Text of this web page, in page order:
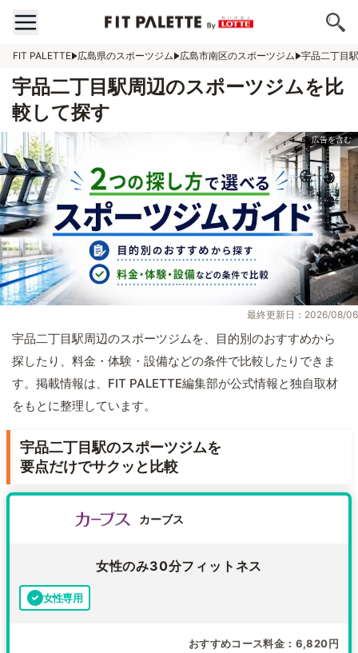
FIT PALETTE 広島県のスポーツジム 広島市南区のスポーツジム 宇品二丁目
宇品二丁目駅周辺のスポーツジムを比
較して探す
最終更新日：2026/08/06
宇品二丁目駅周辺のスポーツジムを、目的別のおすすめから
探したり、料金・体験・設備などの条件で比較したりできま
す。掲載情報は、FIT PALETTE編集部が公式情報と独自取材
をもとに整理しています。
宇品二丁目駅のスポーツジムを
要点だけでサクッと比較
カーブス
女性のみ30分フィットネス
女性専用
おすすめコース料金 6,820円